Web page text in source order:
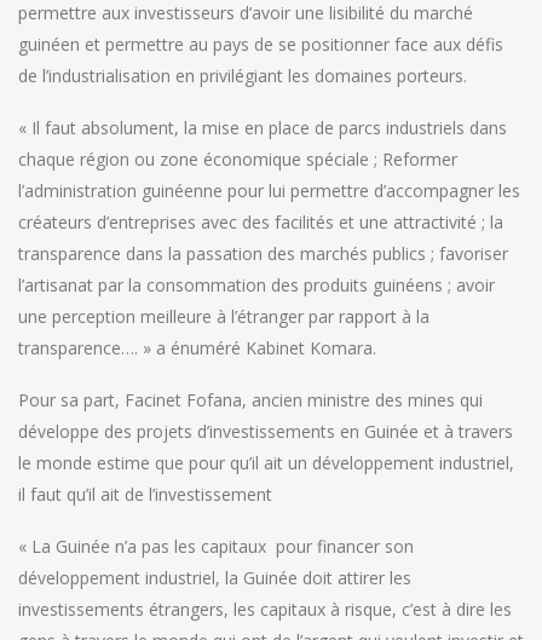
permettre aux investisseurs d’avoir une lisibilité du marché
guinéen et permettre au pays de se positionner face aux défis
de l’industrialisation en privilégiant les domaines porteurs.
« Il faut absolument, la mise en place de parcs industriels dans
chaque région ou zone économique spéciale ; Reformer
l’administration guinéenne pour lui permettre d’accompagner les
créateurs d’entreprises avec des facilités et une attractivité ; la
transparence dans la passation des marchés publics ; favoriser
l’artisanat par la consommation des produits guinéens ; avoir
une perception meilleure à l’étranger par rapport à la
transparence…. » a énuméré Kabinet Komara.
Pour sa part, Facinet Fofana, ancien ministre des mines qui
développe des projets d’investissements en Guinée et à travers
le monde estime que pour qu’il ait un développement industriel,
il faut qu’il ait de l’investissement
« La Guinée n’a pas les capitaux pour financer son
développement industriel, la Guinée doit attirer les
investissements étrangers, les capitaux à risque, c’est à dire les